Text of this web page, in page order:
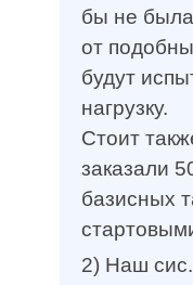
бы не
от
будут
нагрузку.
Стоит
заказали
базисных
2) Наш